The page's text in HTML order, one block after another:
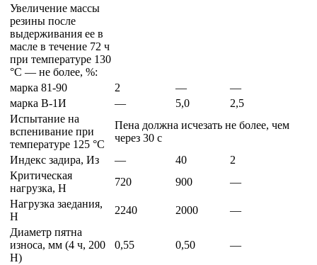
Увеличение массы
резины после
выдерживания ее в
масле в течение 72 ч
при температуре 130
°С — не более, %:
марка 81-90
2 —
—
марка В-1И
— 5,0
2,5
Испытание на
вспенивание при
температуре 125 °С
Пена должна исчезать не более, чем
через 30 с
Индекс задира, Из
— 40
2
Критическая
нагрузка, Н
720 900
—
Нагрузка заедания,
Н
2240 2000
—
Диаметр пятна
износа, мм (4 ч, 200
Н)
0,55 0,50 —